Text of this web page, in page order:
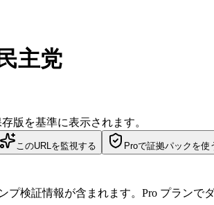
主党
版を基準に表示されます。
このURLを監視する Proで証拠パックを使
検証情報が含まれます。Pro プランで